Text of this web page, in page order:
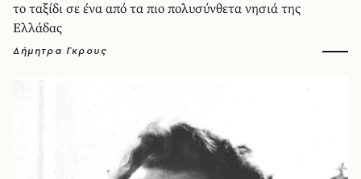
το ταξίδι σε ένα από τα πιο πολυσύνθετα νησιά της
Ελλάδας
Δήμητρα Γκρους